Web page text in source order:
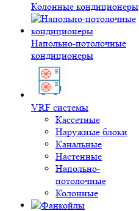
Колонные кондиционеры
Напольно-потолочные
кондиционеры
VRF системы
Кассетные
Наружные блоки
Канальные
Настенные
Напольно-
потолочные
Колонные